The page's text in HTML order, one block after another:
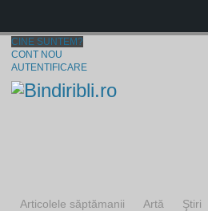
CINE SUNTEM?
CONT NOU
AUTENTIFICARE
Articolele săptămanii Artă Ştiri